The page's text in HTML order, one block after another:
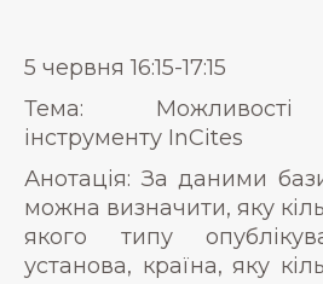
5 червня 16:15-17:15
Тема: Можливості
інструменту InCites
Анотація: За даними
можна визначити, яку
якого типу
установа, країна, яку